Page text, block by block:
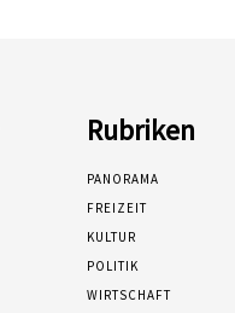
Rubriken
PANORAMA
FREIZEIT
KULTUR
POLITIK
WIRTSCHAFT